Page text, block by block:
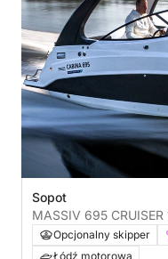
Sopot
MASSIV 695 CRUISER
Opcjonalny skipper
Łódź motorowa